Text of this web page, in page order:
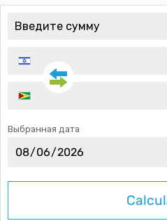
Выбранная дата